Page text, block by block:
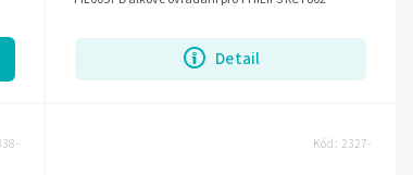
Detail
Kód: 2327-